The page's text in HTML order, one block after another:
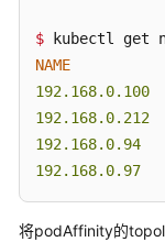
$
NAME
192.168.0.100
192.168.0.212
192.168.0.94
192.168.0.97
将podAffinity的